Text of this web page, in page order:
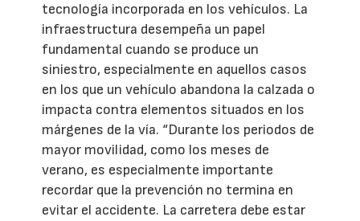
tecnología incorporada en los vehículos. La
infraestructura desempeña un papel
fundamental cuando se produce un
siniestro, especialmente en aquellos casos
en los que un vehículo abandona la calzada o
impacta contra elementos situados en los
márgenes de la vía. “Durante los periodos de
mayor movilidad, como los meses de
verano, es especialmente importante
recordar que la prevención no termina en
evitar el accidente. La carretera debe estar